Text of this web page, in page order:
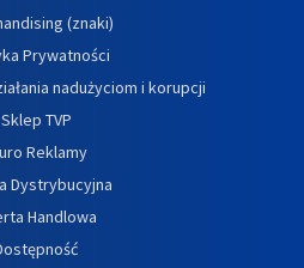
(znaki)
Prywatności
nadużyciom i korupcji
Sklep TVP
Reklamy
Dystrybucyjna
Handlowa